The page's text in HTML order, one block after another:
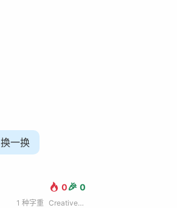
换一换
0🎉 0
1 种字重
Creative / 创意